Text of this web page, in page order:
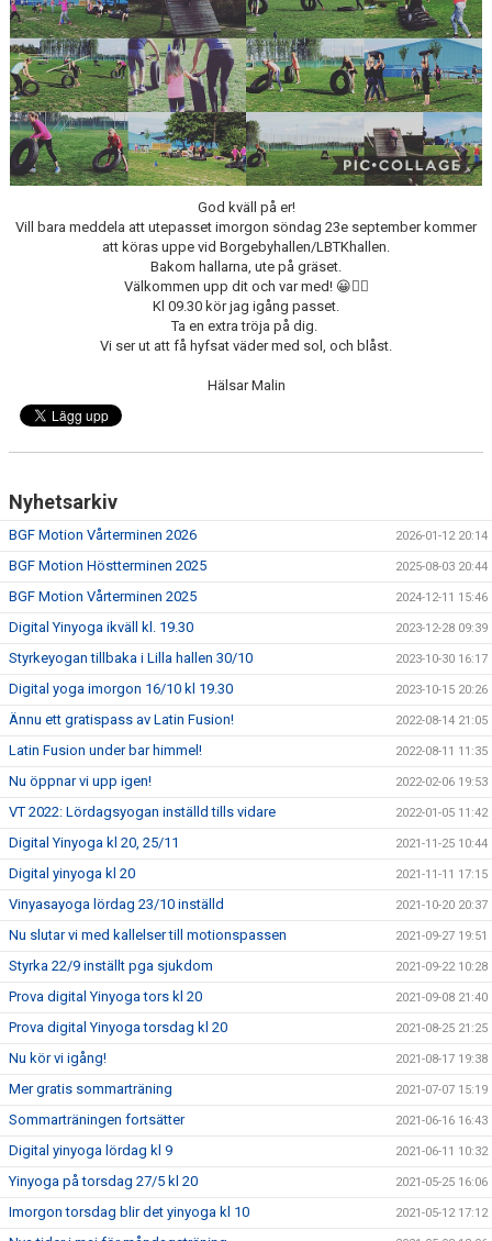
God kväll på er!
Vill bara meddela att utepasset imorgon söndag 23e september kommer
att köras uppe vid Borgebyhallen/LBTKhallen.
Bakom hallarna, ute på gräset.
Välkommen upp dit och var med! 😀👍🏻
Kl 09.30 kör jag igång passet.
Ta en extra tröja på dig.
Vi ser ut att få hyfsat väder med sol, och blåst.
Hälsar Malin
Nyhetsarkiv
BGF Motion Vårterminen 2026 2026-01-12 20:14
BGF Motion Höstterminen 2025 2025-08-03 20:44
BGF Motion Vårterminen 2025 2024-12-11 15:46
Digital Yinyoga ikväll kl. 19.30 2023-12-28 09:39
Styrkeyogan tillbaka i Lilla hallen 30/10 2023-10-30 16:17
Digital yoga imorgon 16/10 kl 19.30 2023-10-15 20:26
Ännu ett gratispass av Latin Fusion! 2022-08-14 21:05
Latin Fusion under bar himmel! 2022-08-11 11:35
Nu öppnar vi upp igen! 2022-02-06 19:53
VT 2022: Lördagsyogan inställd tills vidare 2022-01-05 11:42
Digital Yinyoga kl 20, 25/11 2021-11-25 10:44
Digital yinyoga kl 20 2021-11-11 17:15
Vinyasayoga lördag 23/10 inställd 2021-10-20 20:37
Nu slutar vi med kallelser till motionspassen 2021-09-27 19:51
Styrka 22/9 inställt pga sjukdom 2021-09-22 10:28
Prova digital Yinyoga tors kl 20 2021-09-08 21:40
Prova digital Yinyoga torsdag kl 20 2021-08-25 21:25
Nu kör vi igång! 2021-08-17 19:38
Mer gratis sommarträning 2021-07-07 15:19
Sommarträningen fortsätter 2021-06-16 16:43
Digital yinyoga lördag kl 9 2021-06-11 10:32
Yinyoga på torsdag 27/5 kl 20 2021-05-25 16:06
Imorgon torsdag blir det yinyoga kl 10 2021-05-12 17:12